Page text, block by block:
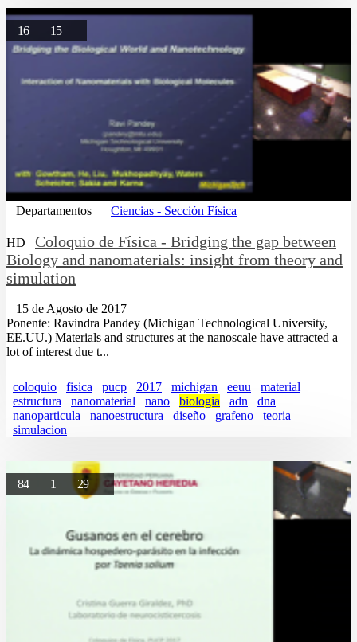
16 15
Departamentos Ciencias - Sección Física
HD
Coloquio de Física - Bridging the gap between
Biology and nanomaterials: insight from theory and
simulation
15 de Agosto de 2017
Ponente: Ravindra Pandey (Michigan Technological University,
EE.UU.) Materials and structures at the nanoscale have attracted a
lot of interest due t...
coloquio fisica pucp 2017 michigan eeuu
material
estructura
nanomaterial nano biologia adn
dna
nanoparticula
nanoestructura diseño grafeno
teoria
simulacion
84 1 29